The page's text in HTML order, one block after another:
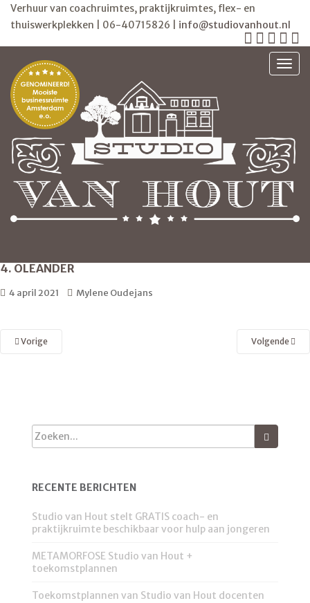
Verhuur van coachruimtes, praktijkruimtes, flex- en
thuiswerkplekken | 06-40715826 | info@studiovanhout.nl
4. OLEANDER
4 april 2021 Mylene Oudejans
Vorige Volgende
RECENTE BERICHTEN
Studio van Hout stelt GRATIS coach- en
praktijkruimte beschikbaar voor hulp aan jongeren
METAMORFOSE Studio van Hout +
toekomstplannen
Toekomstplannen van Studio van Hout docenten